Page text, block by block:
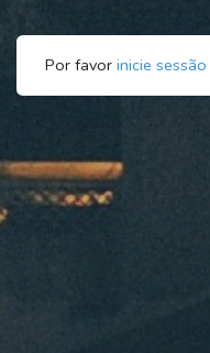
Por favor inicie sessão